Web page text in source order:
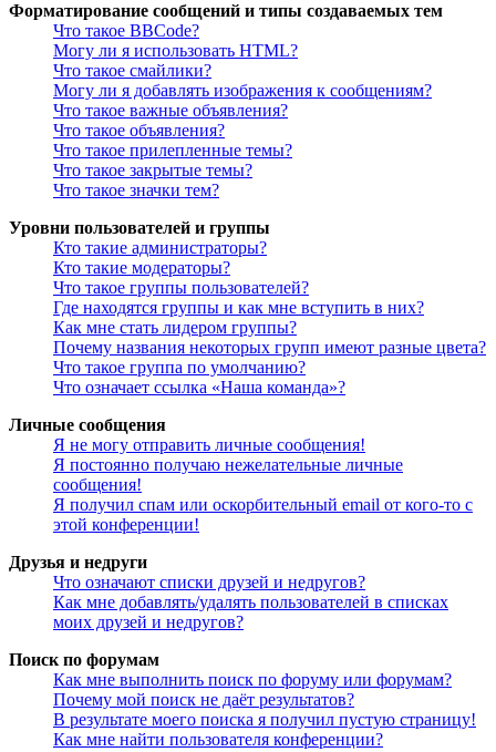
Форматирование сообщений и типы создаваемых тем
Что такое BBCode?
Могу ли я использовать HTML?
Что такое смайлики?
Могу ли я добавлять изображения к сообщениям?
Что такое важные объявления?
Что такое объявления?
Что такое прилепленные темы?
Что такое закрытые темы?
Что такое значки тем?
Уровни пользователей и группы
Кто такие администраторы?
Кто такие модераторы?
Что такое группы пользователей?
Где находятся группы и как мне вступить в них?
Как мне стать лидером группы?
Почему названия некоторых групп имеют разные цвета?
Что такое группа по умолчанию?
Что означает ссылка «Наша команда»?
Личные сообщения
Я не могу отправить личные сообщения!
Я постоянно получаю нежелательные личные
сообщения!
Я получил спам или оскорбительный email от кого-то с
этой конференции!
Друзья и недруги
Что означают списки друзей и недругов?
Как мне добавлять/удалять пользователей в списках
моих друзей и недругов?
Поиск по форумам
Как мне выполнить поиск по форуму или форумам?
Почему мой поиск не даёт результатов?
В результате моего поиска я получил пустую страницу!
Как мне найти пользователя конференции?